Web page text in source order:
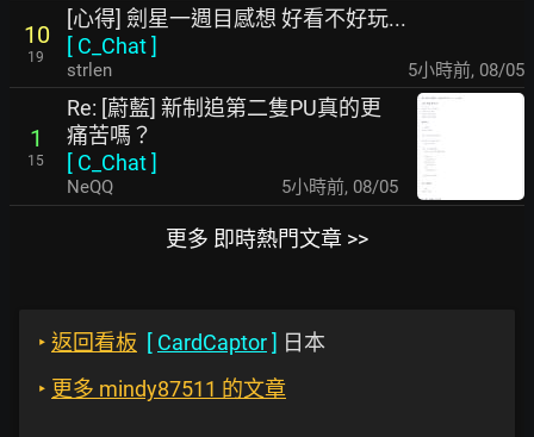
10
19
[心得] 劍星一週目感想 好看不好玩...
[ C_Chat]
strlen 5小時前, 08/05
1
15
Re: [蔚藍] 新制追第二隻PU真的更
痛苦嗎？
[ C_Chat]
NeQQ 5小時前, 08/05
更多 即時熱門文章 >>
‣ 返回看板 [ CardCaptor] 日本
‣ 更多 mindy87511 的文章